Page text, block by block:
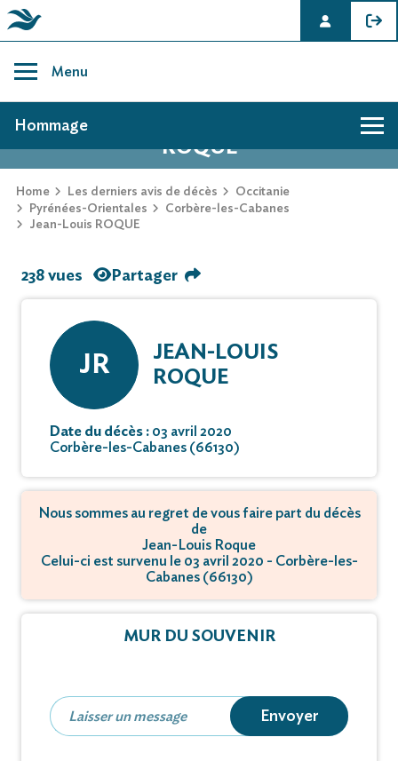
content
Menu
AVIS DE DÉCÈS DE JEAN-LOUIS
ROQUE
Home Les derniers avis de décès
Occitanie
Pyrénées-Orientales
Corbère-les-Cabanes
Jean-Louis ROQUE
Hommage
238 vues Partager
JR
JEAN-LOUIS
ROQUE
Date du décès : 03 avril 2020
Corbère-les-Cabanes (66130)
Nous sommes au regret de vous faire part du décès
de
Jean-Louis Roque
Celui-ci est survenu le 03 avril 2020 - Corbère-les-
Cabanes (66130)
MUR DU SOUVENIR
Envoyer